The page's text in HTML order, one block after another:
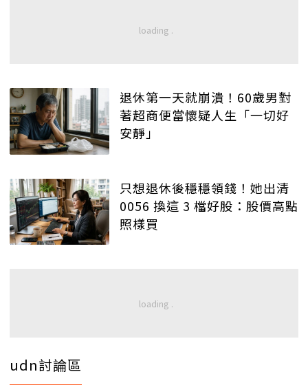
退休第一天就崩潰！60歲男對
著超商便當懷疑人生「一切好
安靜」
只想退休後穩穩領錢！她出清
0056 換這 3 檔好股：股價高點
照樣買
udn討論區